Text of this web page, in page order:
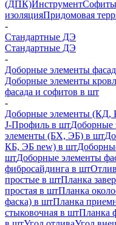
(ДПК)Инструмент
изоляцияПридомовая
-
Стандартные ДЭ
Стандартные ДЭ
-
Доборные элементы
Доборные элементы
фасада и софитов в шт
-
Доборные элементы
J-Профиль в штДоборные
элементы (БХ, ЭБ) в шт
КБ, ЭБ new) в шт
штДоборные элементы
фибросайдинга в шт
простые в штПланка
простая в штПланка
фаска) в штПланка
стыковочная в штПланка